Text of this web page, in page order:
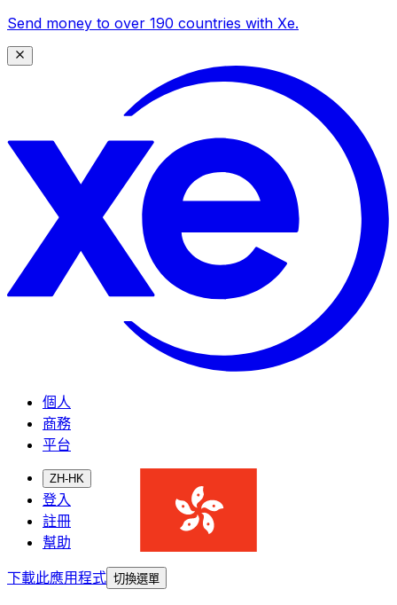
Send money to over 190 countries with Xe.
個人
商務
平台
ZH-HK
登入
註冊
幫助
下載此應用程式 切換選單